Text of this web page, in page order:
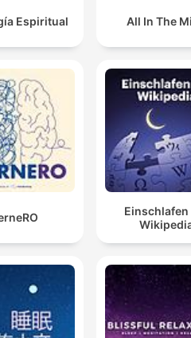
Espiritual All In The